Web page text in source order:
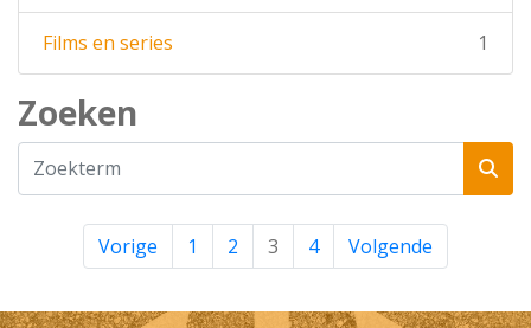
Films en series 1
Zoeken
Vorige 1 2 3 4 Volgende